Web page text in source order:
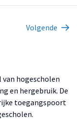
Volgende
hogescholen
en hergebruik. De
toegangspoort